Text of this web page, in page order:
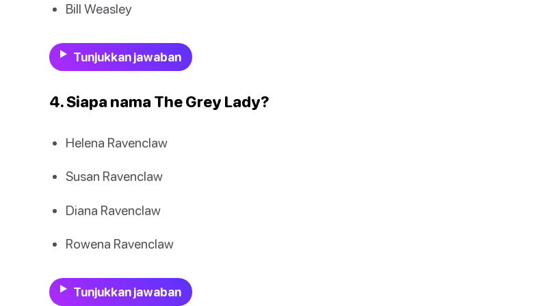
Bill Weasley
Tunjukkan jawaban
4. Siapa nama The Grey Lady?
Helena Ravenclaw
Susan Ravenclaw
Diana Ravenclaw
Rowena Ravenclaw
Tunjukkan jawaban